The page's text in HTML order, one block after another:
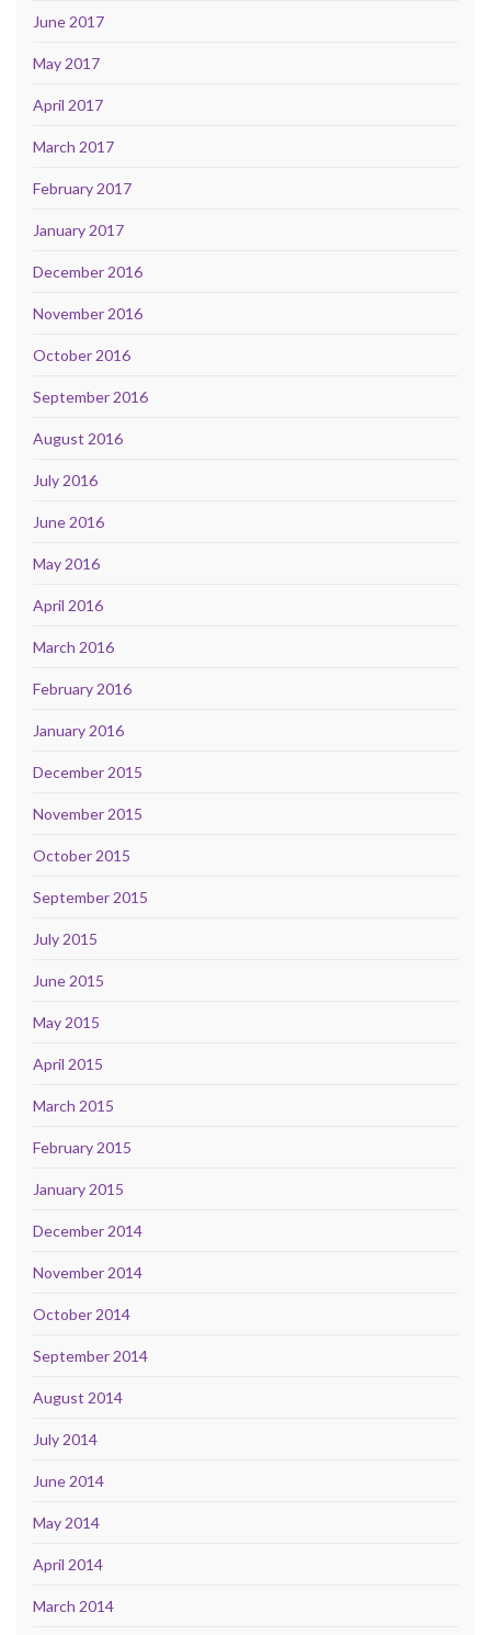
June 2017
May 2017
April 2017
March 2017
February 2017
January 2017
December 2016
November 2016
October 2016
September 2016
August 2016
July 2016
June 2016
May 2016
April 2016
March 2016
February 2016
January 2016
December 2015
November 2015
October 2015
September 2015
July 2015
June 2015
May 2015
April 2015
March 2015
February 2015
January 2015
December 2014
November 2014
October 2014
September 2014
August 2014
July 2014
June 2014
May 2014
April 2014
March 2014